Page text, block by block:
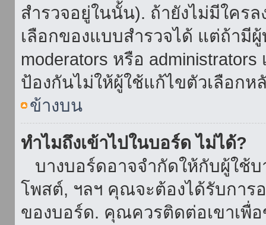
สำรวจอยู่ในนั้น). ถ้ายังไม่มีใค
เลือกของแบบสำรวจได้ แต่ถ้ามี
moderators หรือ
ป้องกันไม่ให้ผู้ใช้แก้ไขตัวเลือกห
ข้างบน
ทำไมถึงเข้าไปในบอร์ด ไม่ได้?
บางบอร์ดอาจจำกัดให้กับผู้ใช้บ
โพสต์, ฯลฯ คุณจะต้องได้รับการ
ของบอร์ด. คุณควรติดต่อเขาเพื่